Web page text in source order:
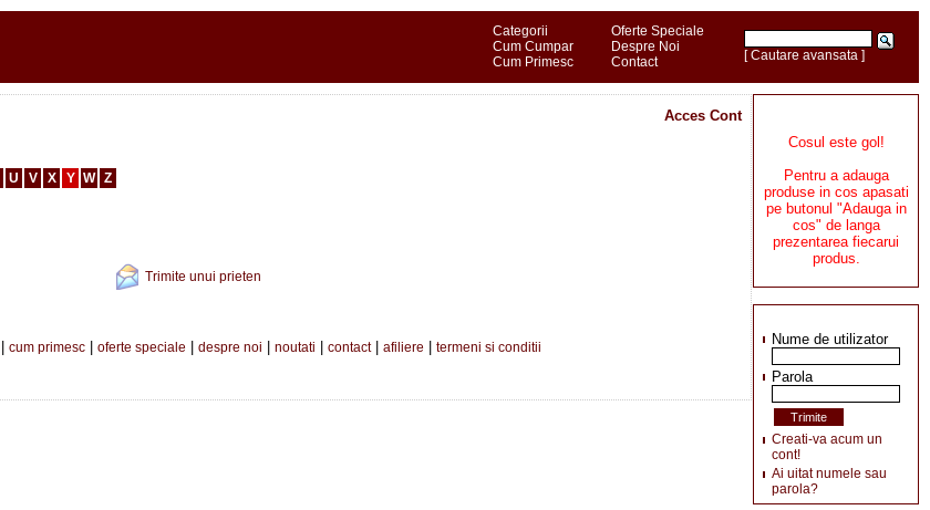
Categorii
Cum Cumpar
Cum Primesc
Oferte Speciale
Despre Noi
Contact
[ Cautare avansata ]
Acces Cont
U V X Y W Z
Trimite unui prieten
cum primesc oferte speciale despre noi noutati contact| afiliere termeni si conditii
Cosul este gol!
Pentru a adauga
produse in cos apasati
pe butonul "Adauga in
cos" de langa
prezentarea fiecarui
produs.
Nume de utilizator
Parola
Creati-va acum un
cont!
Ai uitat numele sau
parola?